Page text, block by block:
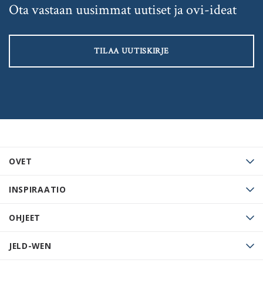
OVET
INSPIRAATIO
OHJEET
JELD-WEN
Ota vastaan uusimmat uutiset ja ovi-ideat
TILAA UUTISKIRJE